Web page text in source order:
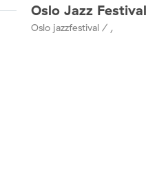
Oslo Jazz Festival
Oslo jazzfestival / ,